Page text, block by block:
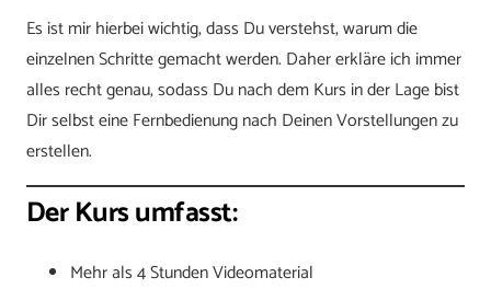
Es ist mir hierbei wichtig, dass Du verstehst, warum die
einzelnen Schritte gemacht werden. Daher erkläre ich immer
alles recht genau, sodass Du nach dem Kurs in der Lage bist
Dir selbst eine Fernbedienung nach Deinen Vorstellungen zu
erstellen.
Der Kurs umfasst:
Mehr als 4 Stunden Videomaterial